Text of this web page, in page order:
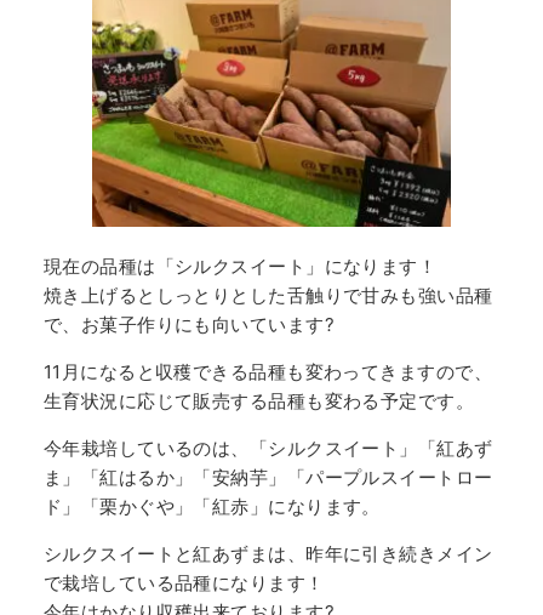
現在の品種は「シルクスイート」になります！
焼き上げるとしっとりとした舌触りで甘みも強い品種
で、お菓子作りにも向いています?
11月になると収穫できる品種も変わってきますので、
生育状況に応じて販売する品種も変わる予定です。
今年栽培しているのは、「シルクスイート」「紅あず
ま」「紅はるか」「安納芋」「パープルスイートロー
ド」「栗かぐや」「紅赤」になります。
シルクスイートと紅あずまは、昨年に引き続きメイン
で栽培している品種になります！